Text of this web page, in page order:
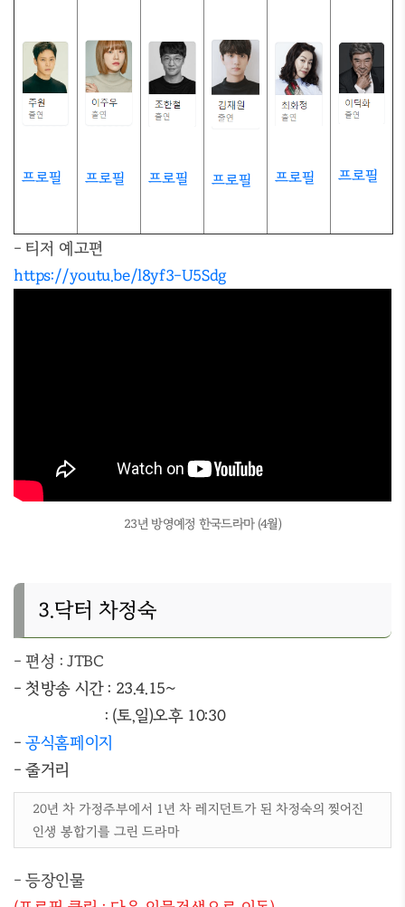
프로필 프로필 프로필 프로필 프로필 프로필
- 티저 예고편
https://youtu.be/l8yf3-U5Sdg
23년 방영예정 한국드라마 (4월)
3.닥터 차정숙
- 편성 : JTBC
- 첫방송 시간 : 23.4.15~
: (토,일)오후 10:30
-공식홈페이지
- 줄거리
20년 차 가정주부에서 1년 차 레지던트가 된 차정숙의 찢어진
인생 봉합기를 그린 드라마
- 등장인물